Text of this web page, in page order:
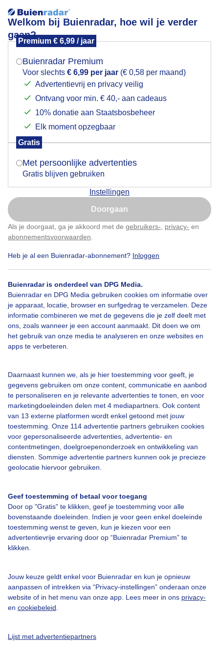
Welkom bij Buienradar, hoe wil je verder
gaan?
Premium € 6,99 / jaar
Buienradar Premium
Voor slechts € 6,99 per jaar (€ 0,58 per maand)
Advertentievrij en privacy veilig
Ontvang voor min. € 40,- aan cadeaus
10% donatie aan Staatsbosbeheer
Elk moment opzegbaar
Gratis
Met persoonlijke advertenties
Gratis blijven gebruiken
Instellingen
Doorgaan
Als je doorgaat, ga je akkoord met de gebruikers- privacy- en
abonnementsvoorwaarden
Heb je al een Buienradar-abonnement? Inloggen
Buienradar is onderdeel van DPG Media.
Buienradar en DPG Media gebruiken cookies om informatie over
je apparaat, locatie, browser en surfgedrag te verzamelen. Deze
informatie combineren we met de gegevens die je zelf deelt met
ons, zoals wanneer je een account aanmaakt. Dit doen we om
het gebruik van onze media te analyseren en onze websites en
apps te verbeteren.
Daarnaast kunnen we, als je hier toestemming voor geeft, je
gegevens gebruiken om onze content, communicatie en aanbod
te personaliseren en je relevante advertenties te tonen, en voor
marketingdoeleinden delen met 4 mediapartners. Ook content
van 13 externe platformen wordt enkel getoond met jouw
toestemming. Onze 114 advertentie partners gebruiken cookies
voor gepersonaliseerde advertenties, advertentie- en
contentmetingen, doelgroepenonderzoek en ontwikkeling van
diensten. Sommige advertentie partners kunnen ook je precieze
geolocatie hiervoor gebruiken.
Geef toestemming of betaal voor toegang
Door op "Gratis" te klikken, geef je toestemming voor alle
bovenstaande doeleinden. Indien je voor geen enkel doeleinde
toestemming wenst te geven, kun je kiezen voor een
advertentievrije ervaring door op “Buienradar Premium” te
klikken.
Jouw keuze geldt enkel voor Buienradar en kun je opnieuw
aanpassen of intrekken via “Privacy-instellingen” onderaan onze
website of in het menu van onze app. Lees meer in ons privacy-
en cookiebeleid
Lijst met advertentiepartners
broeierig warm
Gemaakt: 08-06-2026, 36x bekeken
Bekijk slideshow
Een moment geduld aub...
Over Buienradar
Bedrijfsgegevens
Veelgestelde vragen
Contact
Adverteren
Buienradar Team
Privacy beleid
Privacy instellingen
Gratis weerdata
Mogen we je locatie gebruiken voor het
Indien je hier nog geen akkoord op hebt gegeven,
verschijnt er zo een pop-up uit je browser waarin
Is goed, toon de popup
Nu niet, misschien later
Klik hierom dit aan te passen